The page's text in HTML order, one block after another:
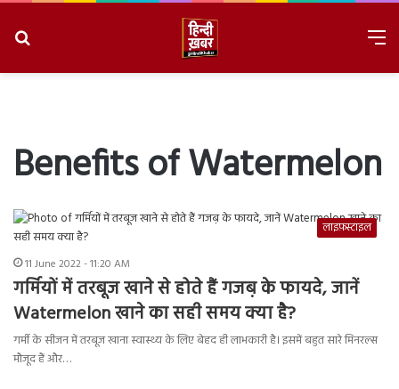
Benefits of Watermelon
लाइफ़स्टाइल
11 June 2022 - 11:20 AM
गर्मियों में तरबूज खाने से होते हैं गजब़ के फायदे, जानें
Watermelon खाने का सही समय क्या है?
गर्मी के सीजन में तरबूज खाना स्वास्थ्य के लिए बेहद ही लाभकारी है। इसमें बहुत सारे मिनरल्स
मौजूद हैं और…